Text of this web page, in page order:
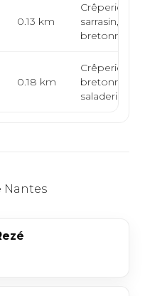
0.13 km
Crêperie,
sarrasin,
bretonne
0.18 km
Crêperie,
bretonne,
saladerie
Nantes